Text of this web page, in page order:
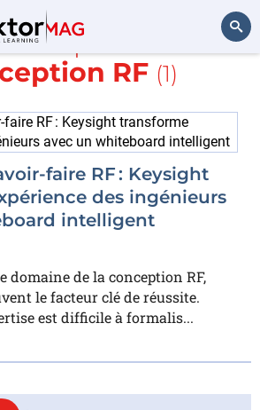
plus sur
RF (1)
faire RF : Keysight
des ingénieurs
intelligent
domaine de la conception RF,
le facteur clé de réussite.
est difficile à formalis...